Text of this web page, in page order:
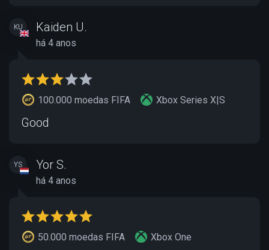
KU Kaiden U.
há 4 anos
100.000 moedas FIFA Xbox Series X|S
Good
YS Yor S.
há 4 anos
50.000 moedas FIFA
Xbox One